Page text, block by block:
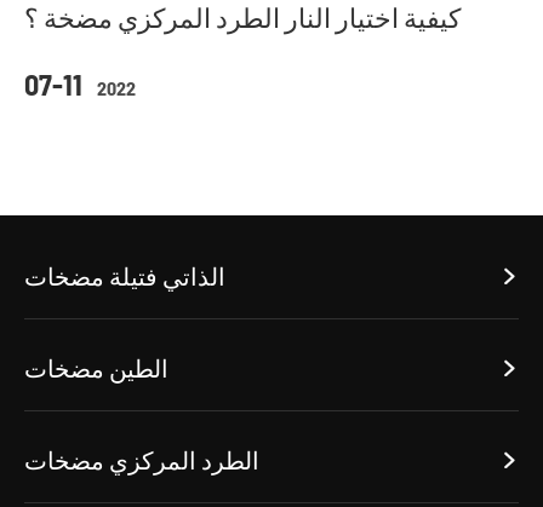
07-11 2022
كيفية اختيار النار الطرد المركزي مضخة ؟
الذاتي فتيلة مضخات 
الطين مضخات 
الطرد المركزي مضخات 